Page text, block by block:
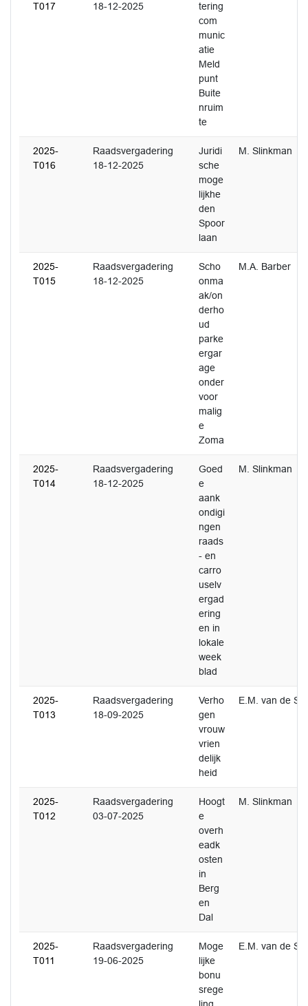
T017
18-12-2025
tering
com
munic
atie
Meld
punt
Buite
nruim
te
2025-
T016
Raadsvergadering
18-12-2025
Juridi
sche
moge
lijkhe
den
Spoor
laan
M. Slinkman
2025-
T015
Raadsvergadering
18-12-2025
Scho
onma
ak/on
derho
ud
parke
ergar
age
onder
voor
malig
e
Zoma
M.A. Barber
2025-
T014
Raadsvergadering
18-12-2025
Goed
e
aank
ondigi
ngen
raads
- en
carro
uselv
ergad
ering
en in
lokale
week
blad
M. Slinkman
2025-
T013
Raadsvergadering
18-09-2025
Verho
gen
vrouw
vrien
delijk
heid
E.M. van de
2025-
T012
Raadsvergadering
03-07-2025
Hoogt
e
overh
eadk
osten
in
Berg
en
Dal
M. Slinkman
2025-
T011
Raadsvergadering
19-06-2025
Moge
lijke
bonu
srege
E.M. van de